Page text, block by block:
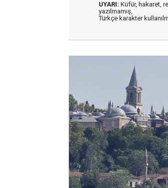
UYARI: Küfür, hakaret,
yazılmamış,
Türkçe karakter